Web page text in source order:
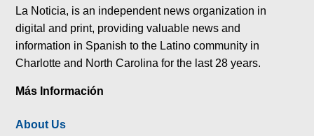
La Noticia, is an independent news organization in
digital and print, providing valuable news and
information in Spanish to the Latino community in
Charlotte and North Carolina for the last 28 years.
Más Información
About Us